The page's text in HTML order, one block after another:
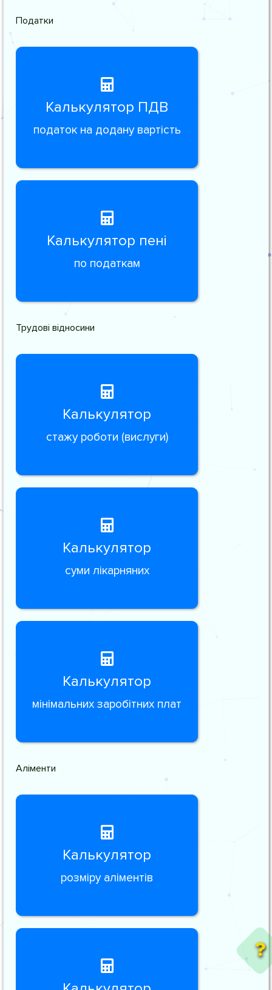
Податки
Калькулятор ПДВ
податок на додану вартість
Калькулятор пені
по податкам
Трудові відносини
Калькулятор
стажу роботи (вислуги)
Калькулятор
суми лікарняних
Калькулятор
мінімальних заробітних плат
Аліменти
Калькулятор
розміру аліментів